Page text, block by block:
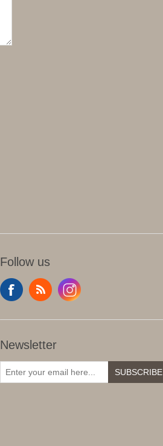
Follow us
Newsletter
SUBSCRIBE